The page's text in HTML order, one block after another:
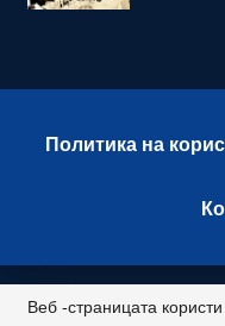
Политика на
© 2026 - Istok
Веб -страницата